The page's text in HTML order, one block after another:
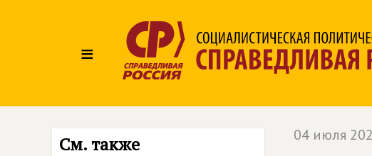
≡
См. также 04 июля